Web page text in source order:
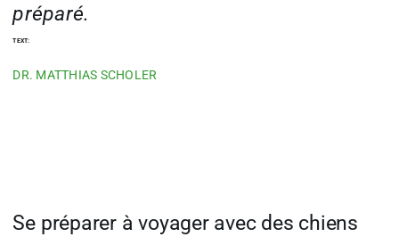
préparé.
TEXT:
DR. MATTHIAS SCHOLER
Se préparer à voyager avec des chiens